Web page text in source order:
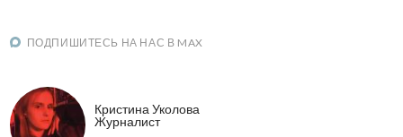
ПОДПИШИТЕСЬ НА НАС В MAX
Кристина Уколова
Журналист